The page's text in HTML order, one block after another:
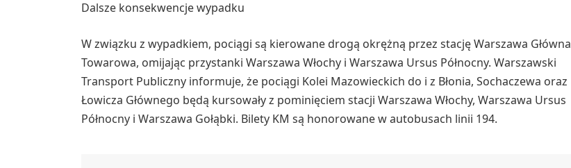
Dalsze konsekwencje wypadku
W związku z wypadkiem, pociągi są kierowane drogą okrężną przez stację Warszawa Główna
Towarowa, omijając przystanki Warszawa Włochy i Warszawa Ursus Północny. Warszawski
Transport Publiczny informuje, że pociągi Kolei Mazowieckich do i z Błonia, Sochaczewa oraz
Łowicza Głównego będą kursowały z pominięciem stacji Warszawa Włochy, Warszawa Ursus
Północny i Warszawa Gołąbki. Bilety KM są honorowane w autobusach linii 194.